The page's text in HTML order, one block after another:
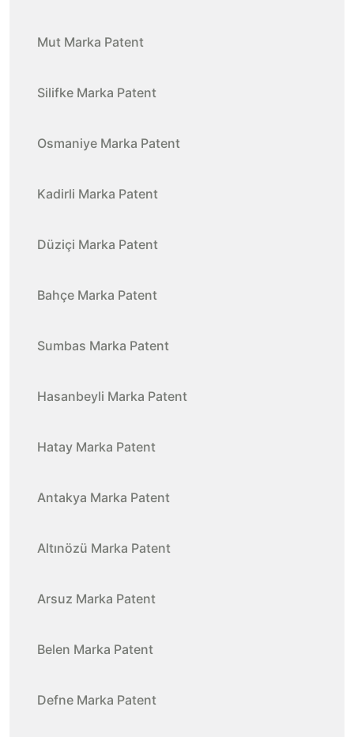
Mut Marka Patent
Silifke Marka Patent
Osmaniye Marka Patent
Kadirli Marka Patent
Düziçi Marka Patent
Bahçe Marka Patent
Sumbas Marka Patent
Hasanbeyli Marka Patent
Hatay Marka Patent
Antakya Marka Patent
Altınözü Marka Patent
Arsuz Marka Patent
Belen Marka Patent
Defne Marka Patent